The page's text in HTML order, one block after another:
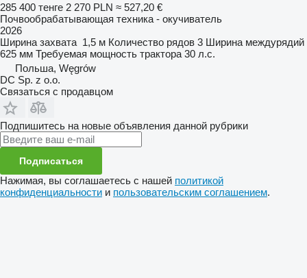
285 400 тенге 2 270 PLN ≈ 527,20 €
Почвообрабатывающая техника - окучиватель
2026
Ширина захвата 1,5 м Количество рядов 3 Ширина междурядий
625 мм Требуемая мощность трактора 30 л.с.
Польша, Węgrów
DC Sp. z o.o.
Связаться с продавцом
Подпишитесь на новые объявления данной рубрики
Подписаться
Нажимая, вы соглашаетесь с нашей политикой
конфиденциальности и пользовательским соглашением.